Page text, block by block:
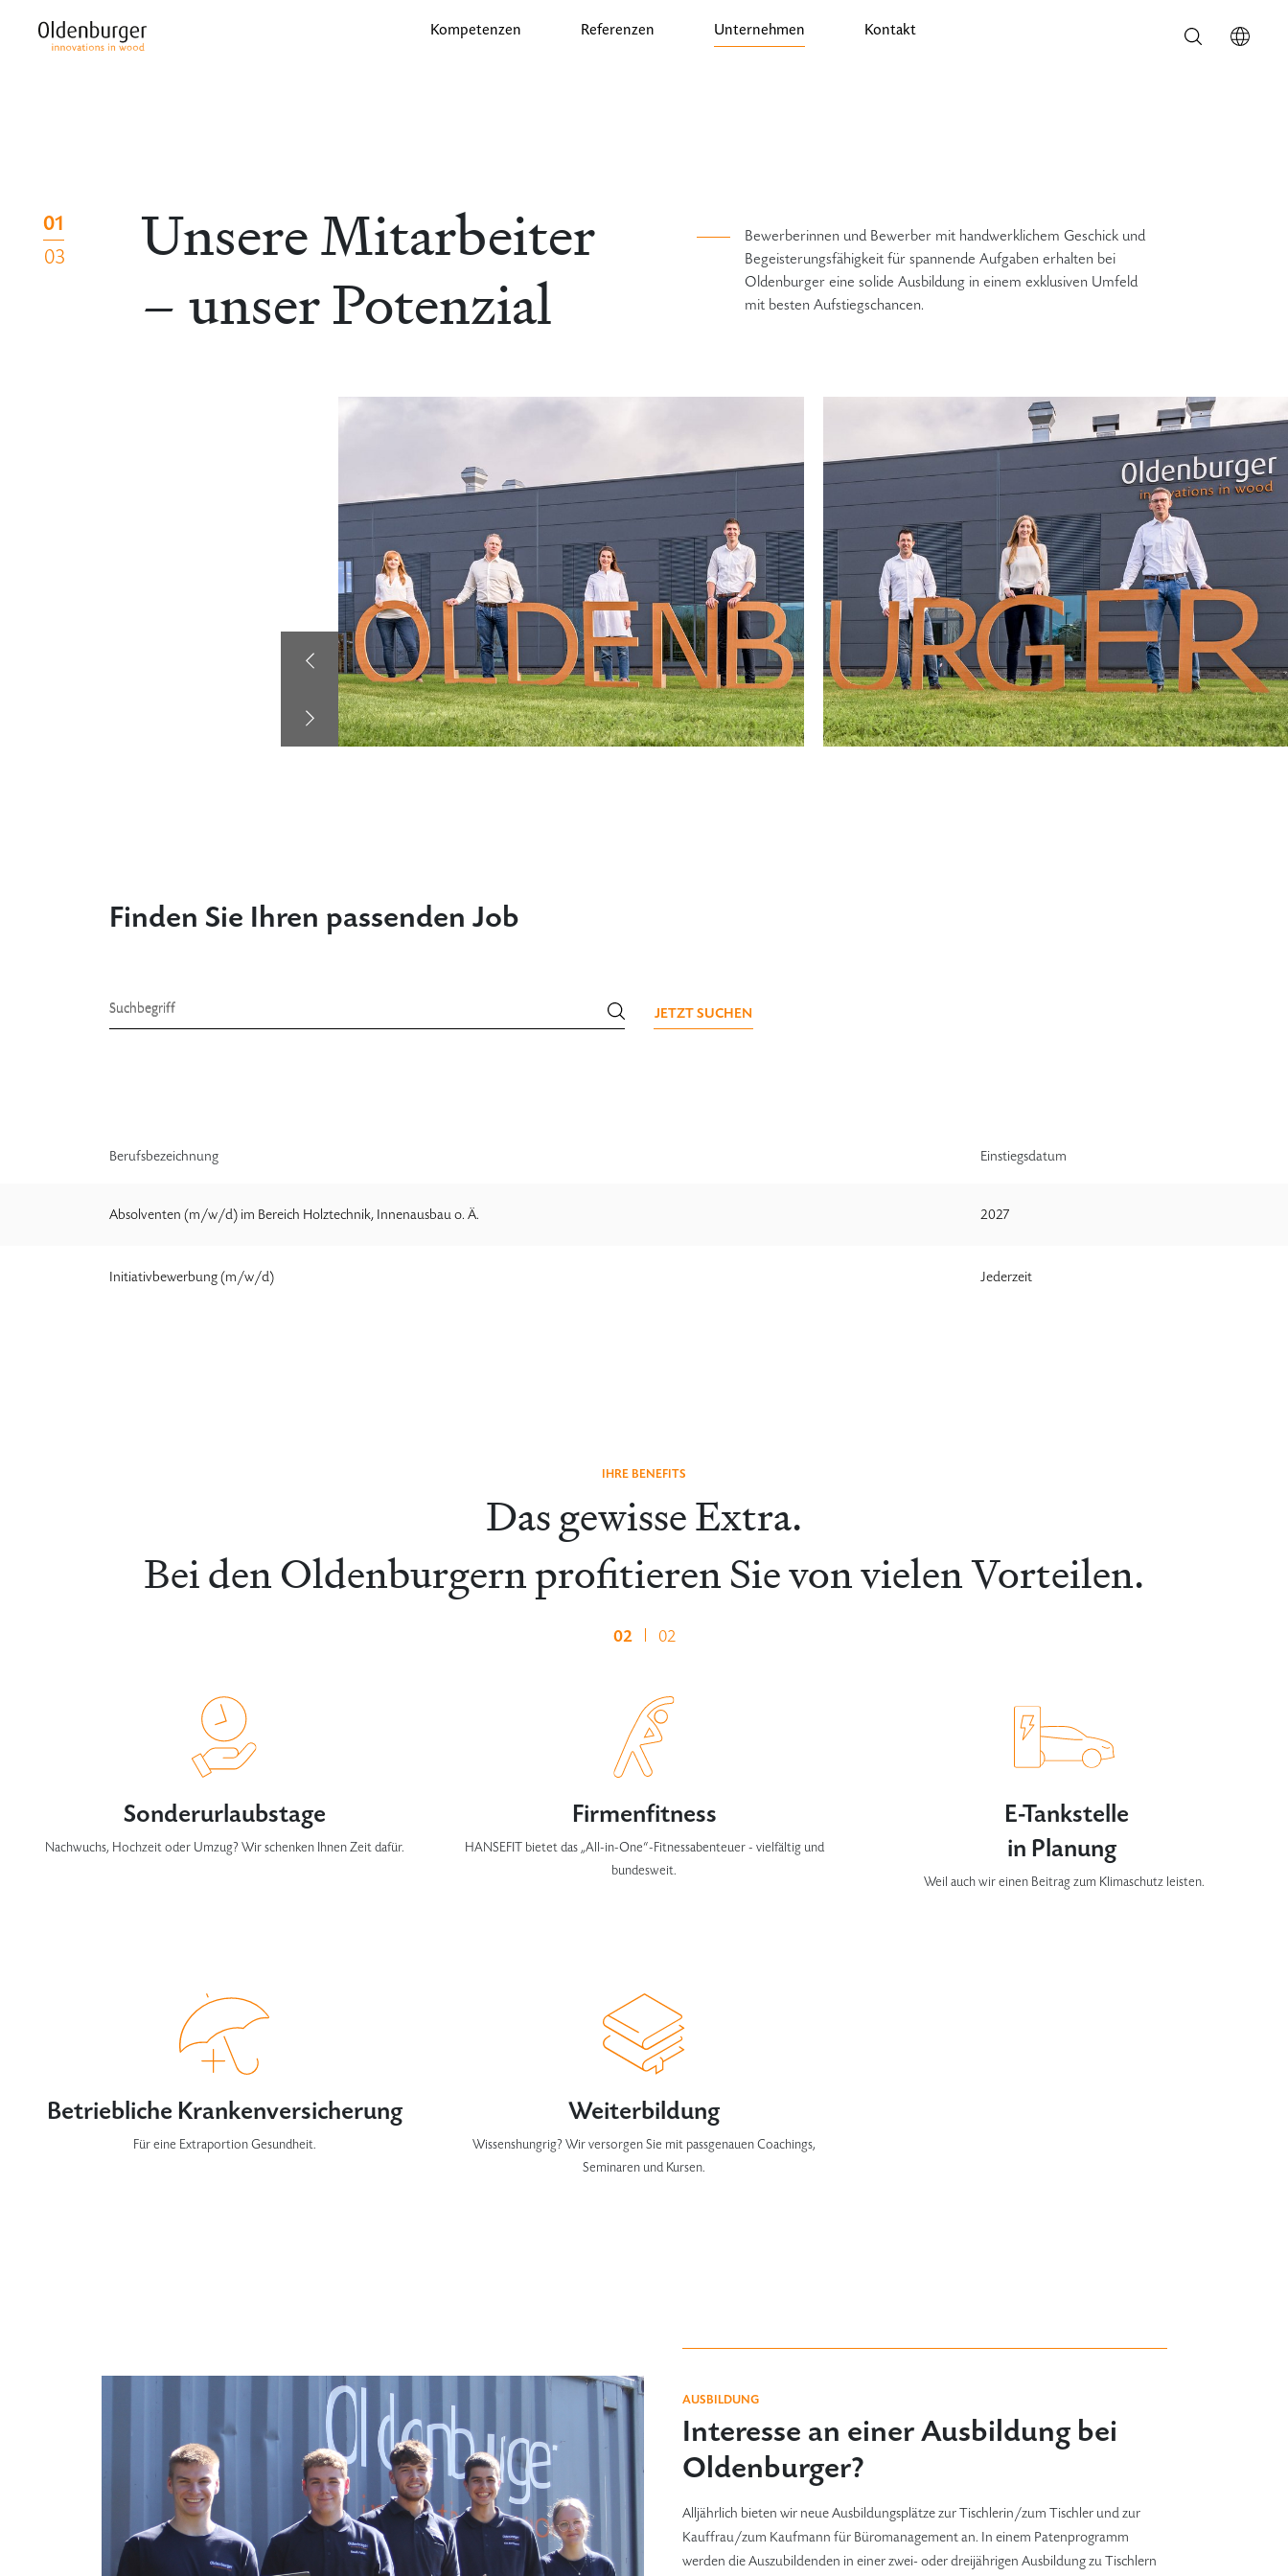
Kompetenzen Referenzen Unternehmen Kontakt
01
03
Unsere Mitarbeiter
– unser Potenzial
Bewerberinnen und Bewerber mit handwerklichem Geschick und
Begeisterungsfähigkeit für spannende Aufgaben erhalten bei
Oldenburger eine solide Ausbildung in einem exklusiven Umfeld
mit besten Aufstiegschancen.
Finden Sie Ihren passenden Job
Suchbegriff JETZT SUCHEN
Berufsbezeichnung Einstiegsdatum
Absolventen (m/w/d) im Bereich Holztechnik, Innenausbau o. Ä. 2027
Initiativbewerbung (m/w/d) Jederzeit
IHRE BENEFITS
Das gewisse Extra.
Bei den Oldenburgern profitieren Sie von vielen Vorteilen.
02 02
Sonderurlaubstage
Nachwuchs, Hochzeit oder Umzug? Wir schenken Ihnen Zeit dafür.
Betriebliche Krankenversicherung
Für eine Extraportion Gesundheit.
Firmenfitness
HANSEFIT bietet das „All-in-One“-Fitnessabenteuer - vielfältig und
bundesweit.
Weiterbildung
Wissenshungrig? Wir versorgen Sie mit passgenauen Coachings,
Seminaren und Kursen.
E-Tankstelle
in Planung
Weil auch wir einen Beitrag zum Klimaschutz leisten.
AUSBILDUNG
Interesse an einer Ausbildung bei
Oldenburger?
Alljährlich bieten wir neue Ausbildungsplätze zur Tischlerin/zum Tischler und zur
Kauffrau/zum Kaufmann für Büromanagement an. In einem Patenprogramm
werden die Auszubildenden in einer zwei- oder dreijährigen Ausbildung zu Tischlern